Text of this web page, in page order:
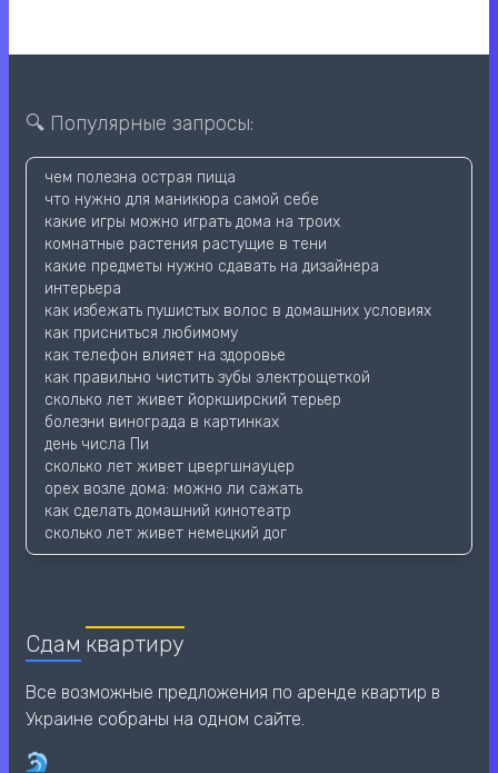
🔍 Популярные запросы:
чем полезна острая пища
что нужно для маникюра самой себе
какие игры можно играть дома на троих
комнатные растения растущие в тени
какие предметы нужно сдавать на дизайнера
интерьера
как избежать пушистых волос в домашних условиях
как присниться любимому
как телефон влияет на здоровье
как правильно чистить зубы электрощеткой
сколько лет живет йоркширский терьер
болезни винограда в картинках
день числа Пи
сколько лет живет цвергшнауцер
орех возле дома: можно ли сажать
как сделать домашний кинотеатр
сколько лет живет немецкий дог
Сдам квартиру
Все возможные предложения по аренде квартир в
Украине собраны на одном сайте.